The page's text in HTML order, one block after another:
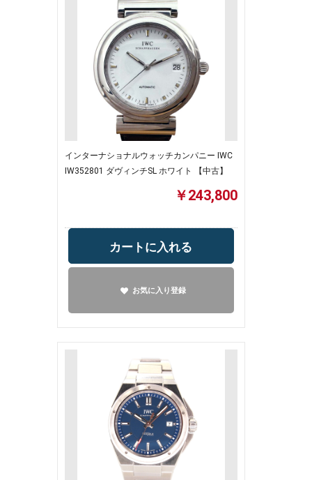
インターナショナルウォッチカンパニー IWC
IW352801 ダヴィンチSL ホワイト 【中古】
￥243,800
カートに入れる
お気に入り登録